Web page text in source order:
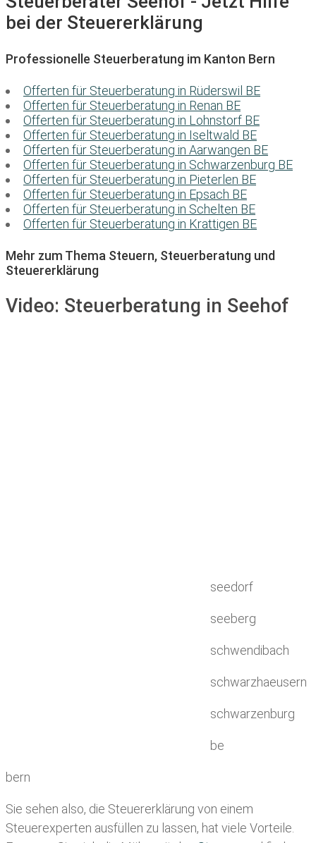
bei der Steuererklärung
Professionelle Steuerberatung im Kanton Bern
Offerten für Steuerberatung in Rüderswil BE
Offerten für Steuerberatung in Renan BE
Offerten für Steuerberatung in Lohnstorf BE
Offerten für Steuerberatung in Iseltwald BE
Offerten für Steuerberatung in Aarwangen BE
Offerten für Steuerberatung in Schwarzenburg BE
Offerten für Steuerberatung in Pieterlen BE
Offerten für Steuerberatung in Epsach BE
Offerten für Steuerberatung in Schelten BE
Offerten für Steuerberatung in Krattigen BE
Mehr zum Thema Steuern, Steuerberatung und
Steuererklärung
Video: Steuerberatung in Seehof
seedorf
seeberg
schwendibach
schwarzhaeusern
schwarzenburg
be
bern
Sie sehen also, die Steuererklärung von einem
Steuerexperten ausfüllen zu lassen, hat viele Vorteile.